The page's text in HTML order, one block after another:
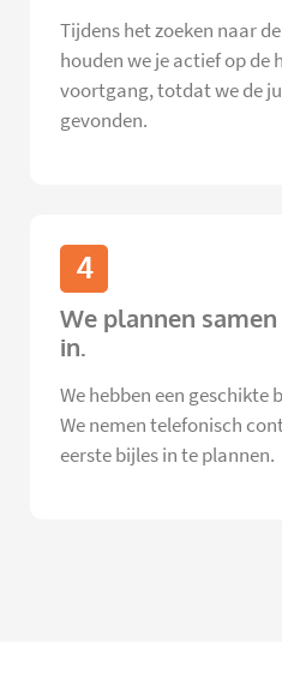
Tijdens het zoeken naar
houden we je actief op de
voortgang, totdat we de
gevonden.
4
We plannen
in.
We hebben een geschikte
We nemen telefonisch
eerste bijles in te plannen.